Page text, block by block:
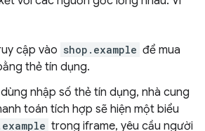
cập vào shop.example để mua
thẻ tín dụng.
nhập số thẻ tín dụng, nhà cung
toán tích hợp sẽ hiện một biểu
trong iframe, yêu cầu người